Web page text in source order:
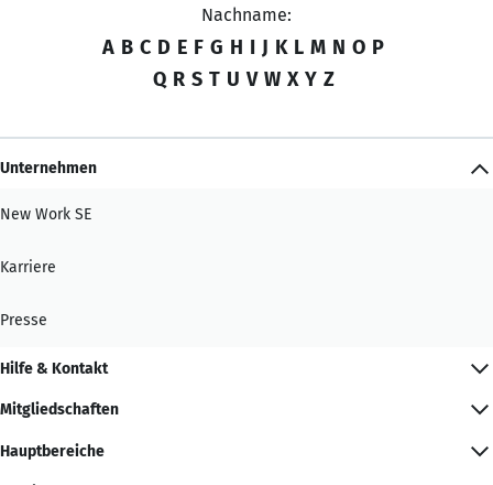
Nachname:
A B C D E F G H I J K L M N O P
Q R S T U V W X Y Z
Unternehmen
New Work SE
Karriere
Presse
Hilfe & Kontakt
Mitgliedschaften
Hauptbereiche